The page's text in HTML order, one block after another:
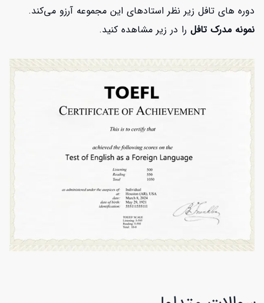
دوره های تافل زیر نظر استادهای این مجموعه آرزو می‌کند.
نمونه مدرک تافل را در زیر مشاهده کنید.